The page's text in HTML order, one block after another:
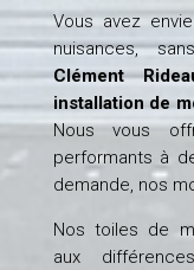
Vous avez
nuisances,
Clément
installation de
Nous vous
performants à
demande, nos
Nos toiles de
aux